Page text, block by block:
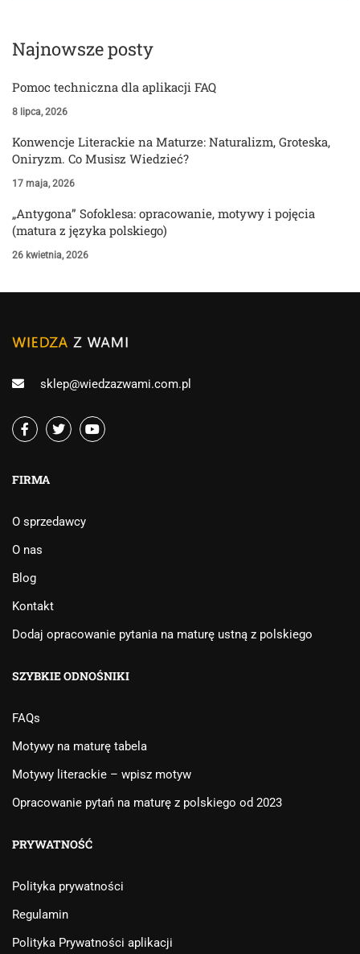
Najnowsze posty
Pomoc techniczna dla aplikacji FAQ
8 lipca, 2026
Konwencje Literackie na Maturze: Naturalizm, Groteska,
Oniryzm. Co Musisz Wiedzieć?
17 maja, 2026
„Antygona” Sofoklesa: opracowanie, motywy i pojęcia
(matura z języka polskiego)
26 kwietnia, 2026
sklep@wiedzazwami.com.pl
FIRMA
O sprzedawcy
O nas
Blog
Kontakt
Dodaj opracowanie pytania na maturę ustną z polskiego
SZYBKIE ODNOŚNIKI
FAQs
Motywy na maturę tabela
Motywy literackie – wpisz motyw
Opracowanie pytań na maturę z polskiego od 2023
PRYWATNOŚĆ
Polityka prywatności
Regulamin
Polityka Prywatności aplikacji